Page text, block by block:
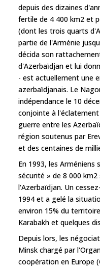
depuis des dizaines
fertile de 4 400 km2 et
(dont les trois quarts
partie de l'Arménie
décida son
d'Azerbaïdjan et lui
- est actuellement une
azerbaïdjanais. Le
indépendance le 10
conjointe à l'éclatement
guerre entre les
région soutenus par
et des centaines de
En 1993, les
sécurité » de 8 000
l'Azerbaïdjan. Un
1994 et a gelé la
environ 15% du
Karabakh et quelques
Depuis lors, les
Minsk chargé par
coopération en Europe